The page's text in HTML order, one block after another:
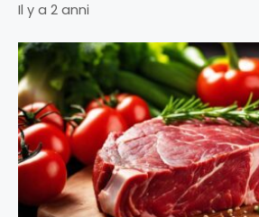
Il y a 2 anni